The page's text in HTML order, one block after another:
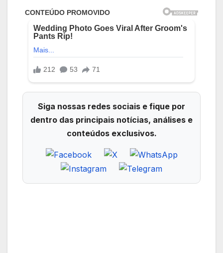
Siga nossas redes sociais e fique por
dentro das principais notícias, análises e
conteúdos exclusivos.